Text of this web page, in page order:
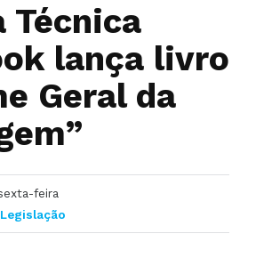
Técnica
lança livro
Geral da
feira
Legislação